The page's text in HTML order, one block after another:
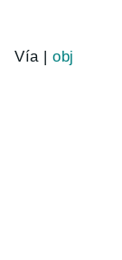
Vía |obj